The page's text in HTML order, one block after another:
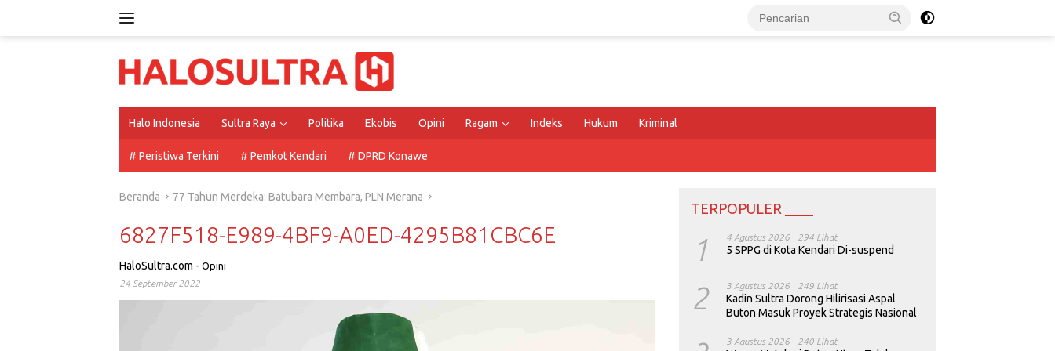
Halo Indonesia Sultra Raya Politika Ekobis Opini Ragam Indeks Hukum Kriminal
# Peristiwa Terkini # Pemkot Kendari # DPRD Konawe
Beranda 77 Tahun Merdeka: Batubara Membara, PLN Merana
6827F518-E989-4BF9-A0ED-4295B81CBC6E
HaloSultra.com - Opini
24 September 2022
TERPOPULER ____
1 4 Agustus 2026 294 Lihat
5 SPPG di Kota Kendari Di-suspend
2 3 Agustus 2026 249 Lihat
Kadin Sultra Dorong Hilirisasi Aspal
Buton Masuk Proyek Strategis Nasional
3 Agustus 2026 240 Lihat